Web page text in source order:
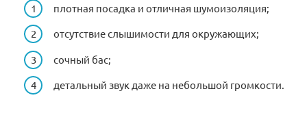
плотная посадка и отличная шумоизоляция;
отсутствие слышимости для окружающих;
сочный бас;
детальный звук даже на небольшой громкости.